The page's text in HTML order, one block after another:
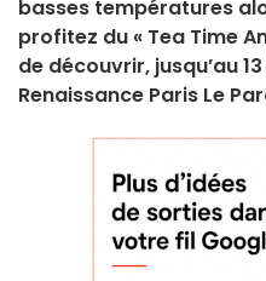
basses températures
profitez du « Tea Time
de découvrir, jusqu’au
Renaissance Paris Le